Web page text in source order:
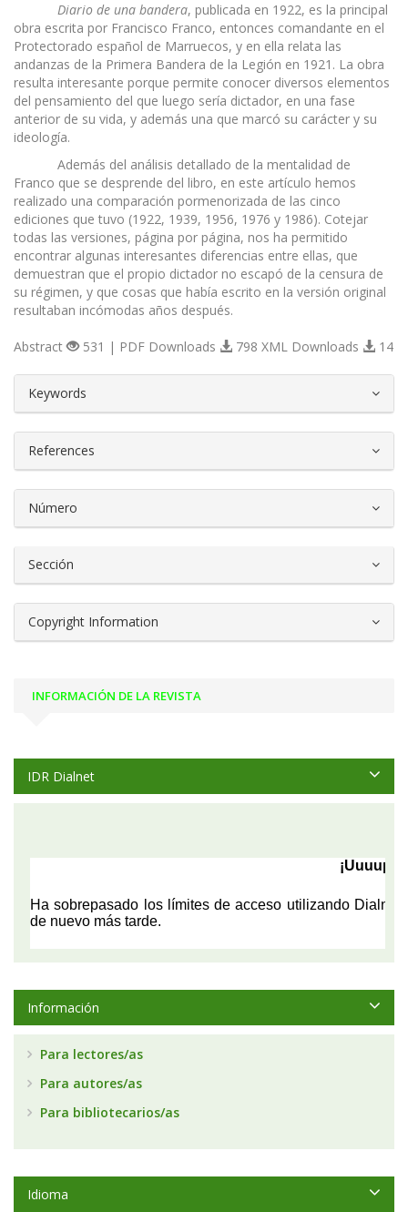
Diario de una bandera, publicada en 1922, es la principal
obra escrita por Francisco Franco, entonces comandante en el
Protectorado español de Marruecos, y en ella relata las
andanzas de la Primera Bandera de la Legión en 1921. La obra
resulta interesante porque permite conocer diversos elementos
del pensamiento del que luego sería dictador, en una fase
anterior de su vida, y además una que marcó su carácter y su
ideología.
Además del análisis detallado de la mentalidad de
Franco que se desprende del libro, en este artículo hemos
realizado una comparación pormenorizada de las cinco
ediciones que tuvo (1922, 1939, 1956, 1976 y 1986). Cotejar
todas las versiones, página por página, nos ha permitido
encontrar algunas interesantes diferencias entre ellas, que
demuestran que el propio dictador no escapó de la censura de
su régimen, y que cosas que había escrito en la versión original
resultaban incómodas años después.
Abstract 531 | PDF Downloads 798 XML Downloads 14
Keywords
References
Número
Sección
Copyright Information
INFORMACIÓN DE LA REVISTA
IDR Dialnet
Información
Para lectores/as
Para autores/as
Para bibliotecarios/as
Idioma